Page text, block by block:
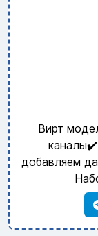
Вирт
добавляем